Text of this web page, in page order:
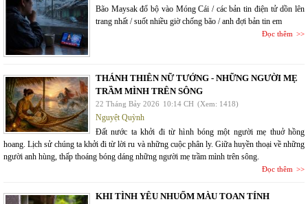
Bão Maysak đổ bộ vào Móng Cái / các bản tin điện tử dồn lên
trang nhất / suốt nhiều giờ chống bão / anh đợi bản tin em
Đọc thêm
THÁNH THIÊN NỮ TƯỚNG - NHỮNG NGƯỜI MẸ
TRẦM MÌNH TRÊN SÔNG
22 Tháng Bảy 2026 10:14 CH (Xem: 1418)
Nguyệt Quỳnh
Đất nước ta khởi đi từ hình bóng một người mẹ thuở hồng
hoang. Lịch sử chúng ta khởi đi từ lời ru và những cuộc phân ly. Giữa huyền thoại về những
người anh hùng, thấp thoáng bóng dáng những người mẹ trầm mình trên sông.
Đọc thêm
KHI TÌNH YÊU NHUỐM MÀU TOAN TÍNH